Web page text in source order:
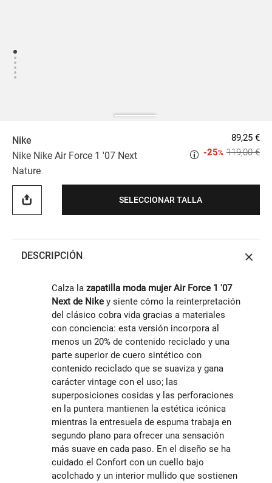
Nike
Nike Nike Air Force 1 '07 Next
Nature
89,25 €
119,00 €
-25%
SELECCIONAR TALLA
DESCRIPCIÓN
Calza la zapatilla moda mujer Air Force 1 '07
Next de Nike y siente cómo la reinterpretación
del clásico cobra vida gracias a materiales
con conciencia: esta versión incorpora al
menos un 20% de contenido reciclado y una
parte superior de cuero sintético con
contenido reciclado que se suaviza y gana
carácter vintage con el uso; las
superposiciones cosidas y las perforaciones
en la puntera mantienen la estética icónica
mientras la entresuela de espuma trabaja en
segundo plano para ofrecer una sensación
más suave en cada paso. En el diseño se ha
cuidado el Confort con un cuello bajo
acolchado y un interior mullido que sostienen